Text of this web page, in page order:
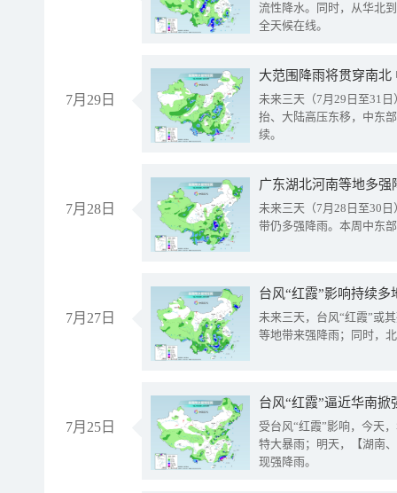
流性降水。同时，从华北
全天候在线。
7月29日
大范围降雨将贯穿南
未来三天（7月29日至31
抬、大陆高压东移，中东
续。
7月28日
广东湖北河南等地多
未来三天（7月28日至30
带仍多强降雨。本周中东
7月27日
台风“红霞”影响持续
未来三天，台风“红霞”或
等地带来强降雨；同时，
7月25日
台风“红霞”逼近华南
受台风“红霞”影响，今天
特大暴雨；明天，【湖南
现强降雨。